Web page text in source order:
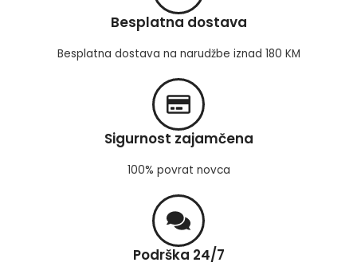
Besplatna dostava
Besplatna dostava na narudžbe iznad 180 KM
Sigurnost zajamčena
100% povrat novca
Podrška 24/7